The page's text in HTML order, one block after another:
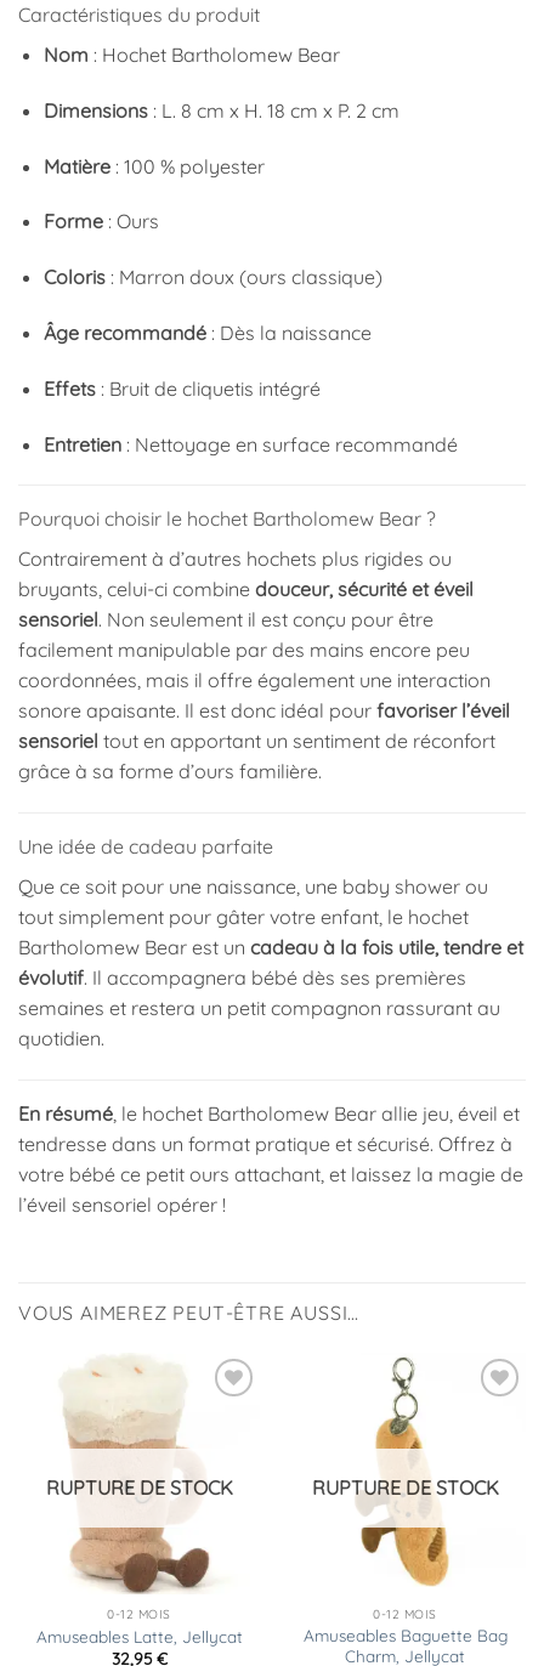
Caractéristiques du produit
Nom : Hochet Bartholomew Bear
Dimensions: L. 8 cm x H. 18 cm x P. 2 cm
Matière: 100 % polyester
Forme: Ours
Coloris: Marron doux (ours classique)
Âge recommandé: Dès la naissance
Effets: Bruit de cliquetis intégré
Entretien: Nettoyage en surface recommandé
Pourquoi choisir le hochet Bartholomew Bear ?
Contrairement à d’autres hochets plus rigides ou
bruyants, celui-ci combine douceur, sécurité et éveil
sensoriel. Non seulement il est conçu pour être
facilement manipulable par des mains encore peu
coordonnées, mais il offre également une interaction
sonore apaisante. Il est donc idéal pour favoriser l’éveil
sensoriel tout en apportant un sentiment de réconfort
grâce à sa forme d’ours familière.
Une idée de cadeau parfaite
Que ce soit pour une naissance, une baby shower ou
tout simplement pour gâter votre enfant, le hochet
Bartholomew Bear est un cadeau à la fois utile, tendre et
évolutif. Il accompagnera bébé dès ses premières
semaines et restera un petit compagnon rassurant au
quotidien.
En résumé , le hochet Bartholomew Bear allie jeu, éveil et
tendresse dans un format pratique et sécurisé. Offrez à
votre bébé ce petit ours attachant, et laissez la magie de
l’éveil sensoriel opérer !
VOUS AIMEREZ PEUT-ÊTRE AUSSI…
RUPTURE DE STOCK
0-12 MOIS
Amuseables Latte, Jellycat
32,95€
RUPTURE DE STOCK
0-12 MOIS
Amuseables Baguette Bag
Charm, Jellycat